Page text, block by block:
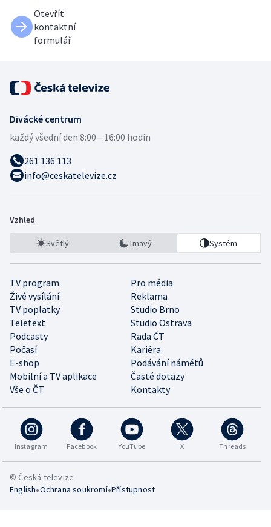
Otevřít
kontaktní
formulář
Divácké centrum
každý všední den:8:00—16:00 hodin
261 136 113
info@ceskatelevize.cz
Vzhled
Světlý Tmavý Systém
TV program
Pro média
Živé vysílání
Reklama
TV poplatky
Studio Brno
Teletext
Studio Ostrava
Podcasty
Rada ČT
Počasí
Kariéra
E-shop
Podávání námětů
Mobilní a TV aplikace
Časté dotazy
Vše o ČT
Kontakty
Instagram Facebook YouTube X Threads
© Česká televize
English•Ochrana soukromí•Přístupnost